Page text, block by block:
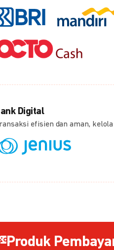
Digital
efisien dan aman,
Produk